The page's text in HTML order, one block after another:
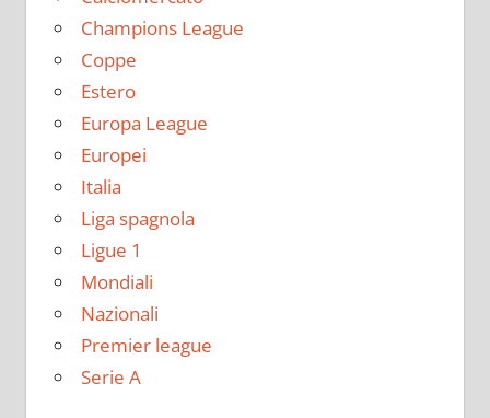
Champions League
Coppe
Estero
Europa League
Europei
Italia
Liga spagnola
Ligue 1
Mondiali
Nazionali
Premier league
Serie A